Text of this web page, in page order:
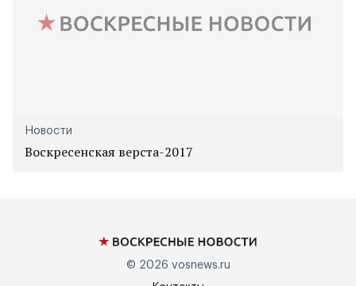
Новости
Воскресенская верста-2017
© 2026 vosnews.ru